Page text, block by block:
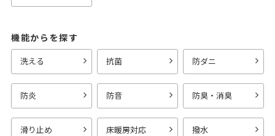
機能からを探す
洗える 抗菌 防ダニ
防炎 防音 防臭・消臭
滑り止め 床暖房対応 撥水